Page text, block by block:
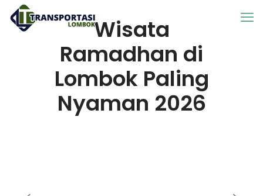
Wisata
Ramadhan di
Lombok Paling
Nyaman 2026